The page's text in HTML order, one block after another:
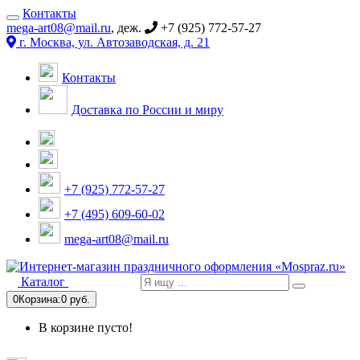
Контакты
mega-art08@mail.ru, деж.
+7 (925) 772-57-27
г. Москва, ул. Автозаводская, д. 21
Контакты
Доставка по России и миру
+7 (925) 772-57-27
+7 (495) 609-60-02
mega-art08@mail.ru
Каталог
0Корзина:0 руб.
В корзине пусто!